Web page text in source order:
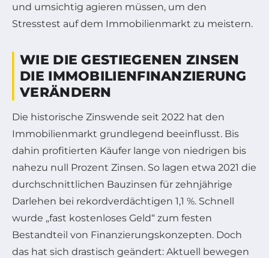
und umsichtig agieren müssen, um den
Stresstest auf dem Immobilienmarkt zu meistern.
WIE DIE GESTIEGENEN ZINSEN
DIE IMMOBILIENFINANZIERUNG
VERÄNDERN
Die historische Zinswende seit 2022 hat den
Immobilienmarkt grundlegend beeinflusst. Bis
dahin profitierten Käufer lange von niedrigen bis
nahezu null Prozent Zinsen. So lagen etwa 2021 die
durchschnittlichen Bauzinsen für zehnjährige
Darlehen bei rekordverdächtigen 1,1 %. Schnell
wurde „fast kostenloses Geld“ zum festen
Bestandteil von Finanzierungskonzepten. Doch
das hat sich drastisch geändert: Aktuell bewegen